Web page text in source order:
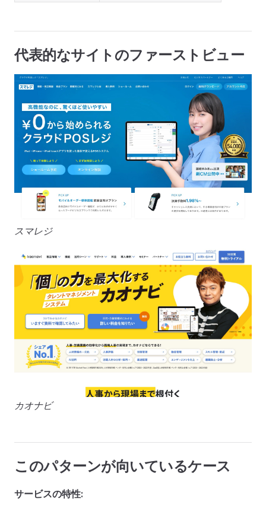
代表的なサイトのファーストビュー
スマレジ
カオナビ
このパターンが向いているケース
サービスの特性: